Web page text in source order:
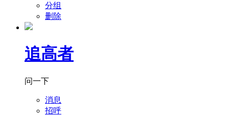
分组
删除
追高者
问一下
消息
招呼